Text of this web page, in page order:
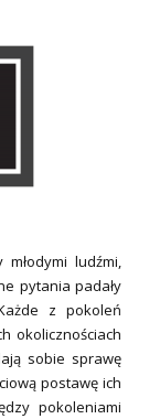
ludźmi,
pytania padały
z pokoleń
okolicznościach
sobie sprawę
postawę ich
pokoleniami